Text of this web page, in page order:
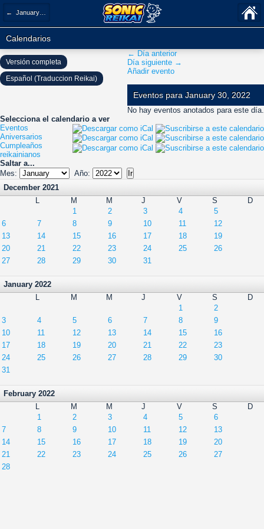
← January 2022
Calendarios
← Día anterior
Día siguiente →
Añadir evento
Eventos para January 30, 2022
No hay eventos anotados para este día.
Selecciona el calendario a ver
Eventos
Aniversarios
Cumpleaños
reikainianos
Saltar a...
Mes:
Año:
December 2021
L
M M J V S
D
1
2 3 4
5
6
7 8 9 10 11
12
13
14 15 16 17 18
19
20
21 22 23 24 25
26
27
28 29 30 31
January 2022
L
M M J V S
D
1
2
3
4 5 6 7 8
9
10
11 12 13 14 15
16
17
18 19 20 21 22
23
24
25 26 27 28 29
30
31
February 2022
L
M M J V S
D
1
2 3 4 5
6
7
8 9 10 11 12
13
14
15 16 17 18 19
20
21
22 23 24 25 26
27
28
Versión completa
Español (Traduccion Reikai)